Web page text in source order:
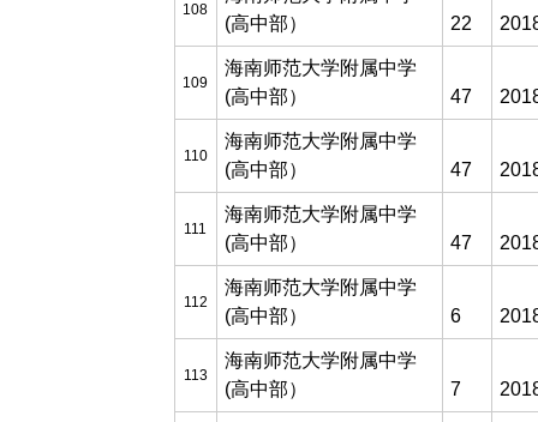
108
(高中部）
22
109
海南师范大学附属中学
(高中部）
47
110
海南师范大学附属中学
(高中部）
47
111
海南师范大学附属中学
(高中部）
47
112
海南师范大学附属中学
(高中部）
6
113
海南师范大学附属中学
(高中部）
7